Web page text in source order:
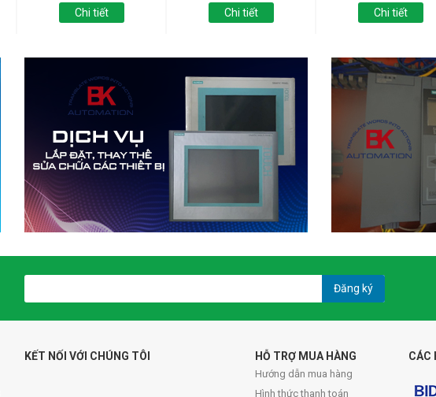
Chi tiết Chi tiết Chi tiết
Đăng ký
KẾT NỐI VỚI CHÚNG TÔI HỖ TRỢ MUA HÀNG
Hướng dẫn mua hàng
Hình thức thanh toán
CÁC